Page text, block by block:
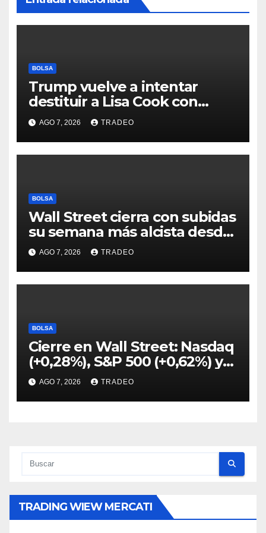
BOLSA
Trump vuelve a intentar
destituir a Lisa Cook con
acusaciones de fraude
hipotecario
AGO 7, 2026 TRADEO
BOLSA
Wall Street cierra con subidas
su semana más alcista desde
abril
AGO 7, 2026 TRADEO
BOLSA
Cierre en Wall Street: Nasdaq
(+0,28%), S&P 500 (+0,62%) y
Nasdaq (+1,30%)
AGO 7, 2026 TRADEO
TRADING WIEW MERCATI